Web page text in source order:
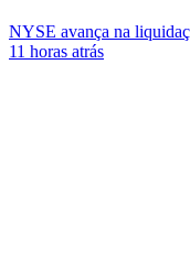
NYSE avança na
11 horas atrás